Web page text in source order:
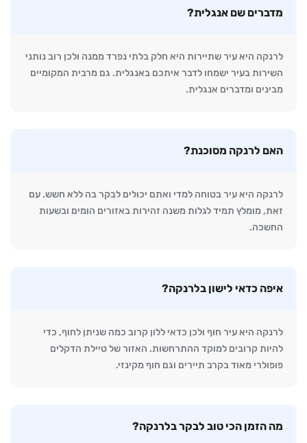
מדברים שם אנגלית?
לרנקה היא עיר שתיירות היא חלק בלתי נפרד ממנה ולכן רוב נותני
השירות בעיר ישמחו לדבר איתכם באנגלית. גם מרבית המקומיים
מבינים ומדברים אנגלית.
האם לרנקה מסוכנת?
לרנקה היא עיר בטוחה למדי ואתם יכולים לבקר בה ללא חשש. עם
זאת, מומלץ תמיד לגלות משנה זהירות באזורים הומים ובשעות
החשכה.
איפה כדאי לישון בלרנקה?
לרנקה היא עיר חוף ולכן כדאי ללון קרוב כמה שניתן לחוף, כדי
להיות קרובים למוקד ההתרחשות. האזור של טיילת הדקלים
פופולרי מאוד בקרב תיירים וגם חוף מקינזי.
מה הזמן הכי טוב לבקר בלרנקה?